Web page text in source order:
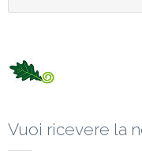
Vuoi ricevere la